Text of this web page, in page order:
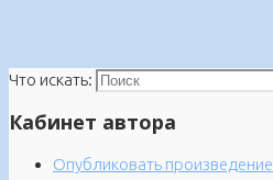
Что искать:
Кабинет автора
Опубликовать произведение